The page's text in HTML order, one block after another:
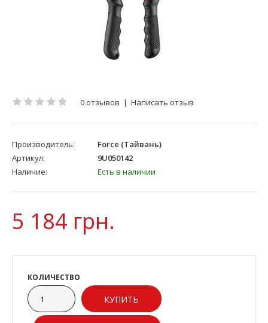
0 отзывов | Написать отзыв
Производитель:
Force (Тайвань)
Артикул:
9U050142
Наличие:
Есть в наличии
5 184 грн.
КОЛИЧЕСТВО